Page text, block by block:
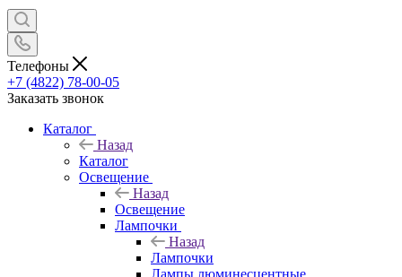
Телефоны
+7 (4822) 78-00-05
Заказать звонок
Каталог
Назад
Каталог
Освещение
Назад
Освещение
Лампочки
Назад
Лампочки
Лампы люминесцентные